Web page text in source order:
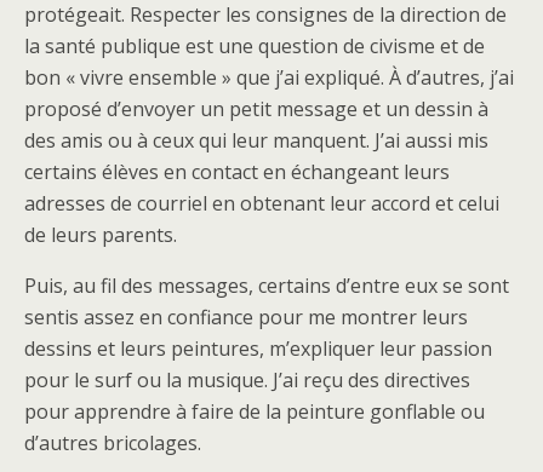
protégeait. Respecter les consignes de la direction de
la santé publique est une question de civisme et de
bon « vivre ensemble » que j’ai expliqué. À d’autres, j’ai
proposé d’envoyer un petit message et un dessin à
des amis ou à ceux qui leur manquent. J’ai aussi mis
certains élèves en contact en échangeant leurs
adresses de courriel en obtenant leur accord et celui
de leurs parents.
Puis, au fil des messages, certains d’entre eux se sont
sentis assez en confiance pour me montrer leurs
dessins et leurs peintures, m’expliquer leur passion
pour le surf ou la musique. J’ai reçu des directives
pour apprendre à faire de la peinture gonflable ou
d’autres bricolages.